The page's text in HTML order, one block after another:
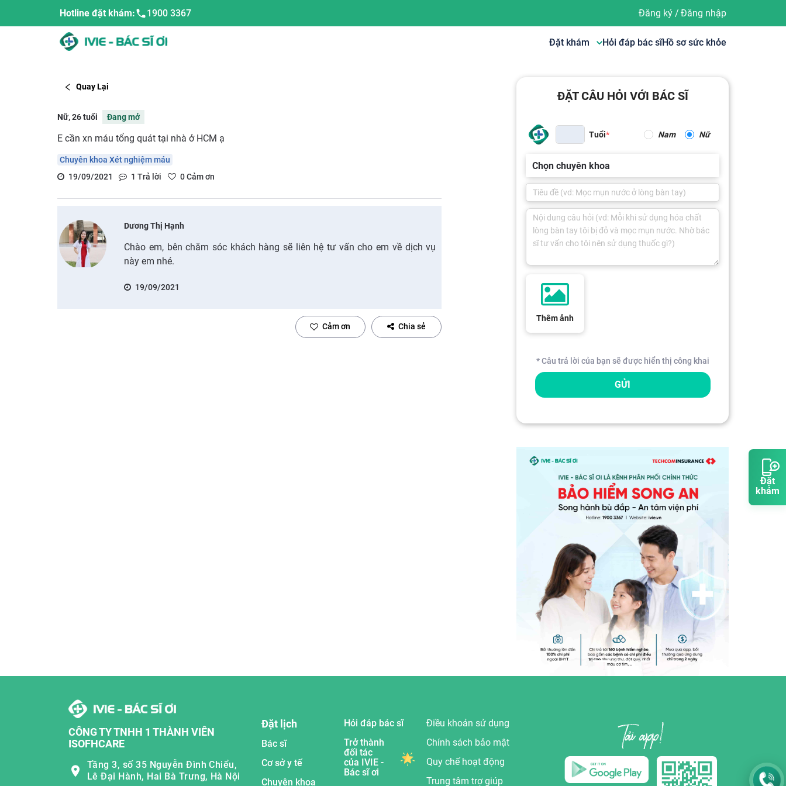
Đặt
khám
Hotline đặt khám: 1900 3367 Đăng ký/ Đăng nhập
Đặt khám Hỏi đáp bác sĩHồ sơ sức khỏe
Quay Lại
Nữ, 26 tuổi Đang mở
E cần xn máu tổng quát tại nhà ở HCM ạ
Chuyên khoa Xét nghiệm máu
19/09/2021
1 Trả lời 0Cảm ơn
Dương Thị Hạnh
Chào em, bên chăm sóc khách hàng sẽ liên hệ tư vấn cho em về dịch vụ
này em nhé.
19/09/2021
Cảm ơn Chia sẻ
ĐẶT CÂU HỎI VỚI BÁC SĨ
Tuổi Nam Nữ
Chọn chuyên khoa
Thêm ảnh
* Câu trả lời của bạn sẽ được hiển thị công khai
GỬI
CÔNG TY TNHH 1 THÀNH VIÊN
ISOFHCARE
Tầng 3, số 35 Nguyễn Đình Chiểu,
Lê Đại Hành, Hai Bà Trưng, Hà Nội
Đặt lịch
Bác sĩ
Cơ sở y tế
Chuyên khoa
Hỏi đáp bác sĩ
Trở thành
đối tác
của IVIE -
Bác sĩ ơi
Điều khoản sử dụng
Chính sách bảo mật
Quy chế hoạt động
Trung tâm trợ giúp